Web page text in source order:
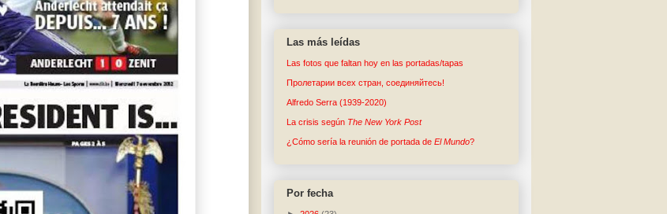
Las más leídas
Las fotos que faltan hoy en las portadas/tapas
Пролетарии всех стран, соединяйтесь!
Alfredo Serra (1939-2020)
La crisis según The New York Post
¿Cómo sería la reunión de portada de El Mundo?
Por fecha